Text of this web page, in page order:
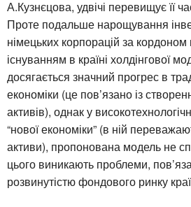
А.Кузнєцова, удвічі перевищує її
Проте подальше нарощування
німецьких корпорацій за кордоном
існуванням в країні холдінгової
досягається значний прогрес в
економіки (це пов’язано із
активів), однак у
“нової економіки” (в ній
активи), пропонована модель не
цього виникають проблеми,
розвинутістю фондового ринку